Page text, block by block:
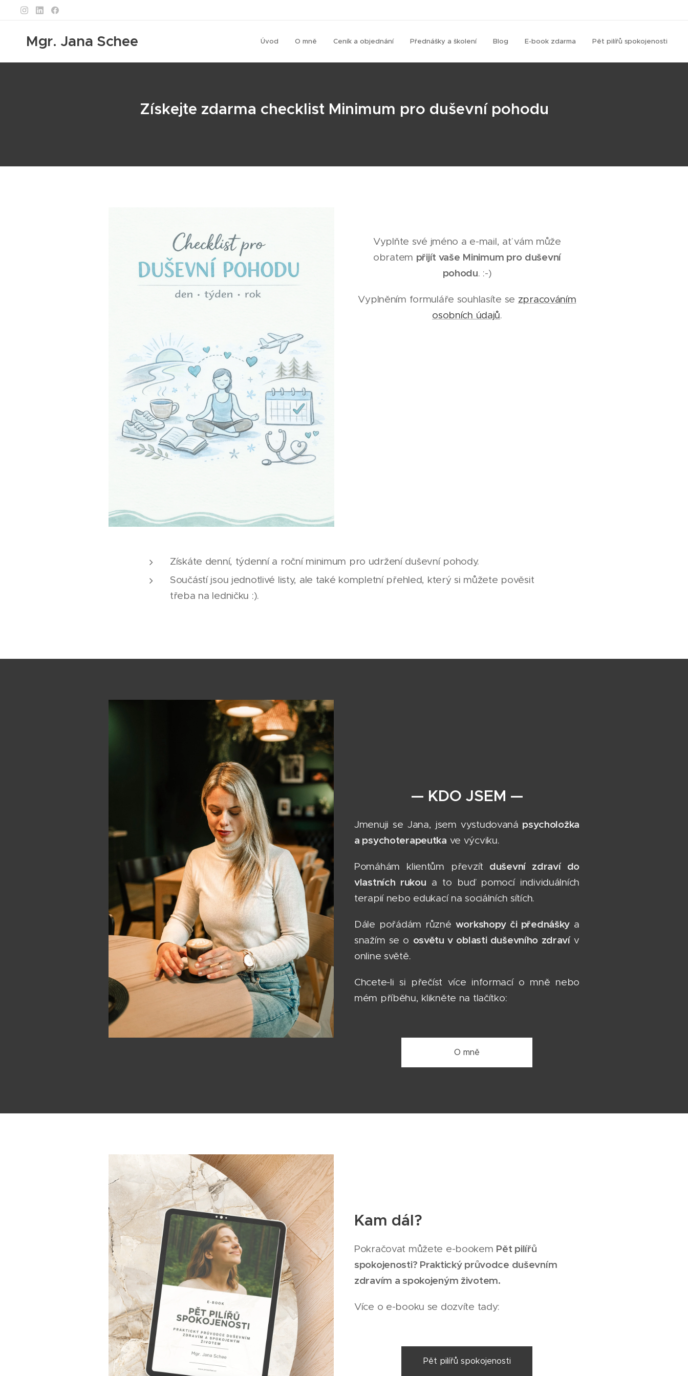
Mgr. Jana Schee Úvod O mně Ceník a objednání Přednášky a školení Blog E-book zdarma Pět pilířů spokojenosti
Získejte zdarma checklist Minimum pro duševní pohodu
Vyplňte své jméno a e-mail, ať vám může
obratem přijít vaše Minimum pro duševní
pohodu. :-)
Vyplněním formuláře souhlasíte se zpracováním
osobních údajů.
Získáte denní, týdenní a roční minimum pro udržení duševní pohody.
Součástí jsou jednotlivé listy, ale také kompletní přehled, který si můžete pověsit
třeba na ledničku :).
— KDO JSEM —
Jmenuji se Jana, jsem vystudovaná psycholožka
a psychoterapeutka ve výcviku.
Pomáhám klientům převzítduševní zdraví do
vlastních rukou a to buď pomocí individuálních
terapií nebo edukací na sociálních sítích.
Dále pořádám různé workshopy či přednášky a
snažím se o osvětu v oblasti duševního zdravív
online světě.
Chcete-li si přečíst více informací o mně nebo
mém příběhu, klikněte na tlačítko:
O mně
Kam dál?
Pokračovat můžete e-bookem Pět pilířů
spokojenosti? Praktický průvodce duševním
zdravím a spokojeným životem.
Více o e-booku se dozvíte tady:
Pět pilířů spokojenosti